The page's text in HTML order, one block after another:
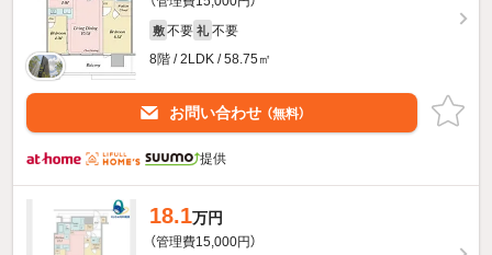
敷 不要 礼 不要
8階 / 2LDK / 58.75㎡
お問い合わせ （無料）
提供
18.1万円
（管理費15,000円）